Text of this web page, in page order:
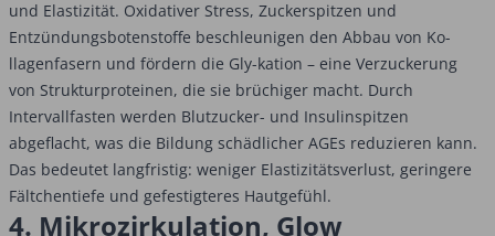
und Elastizität. Oxidativer Stress, Zuckerspitzen und
Entzündungsbotenstoffe beschleunigen den Abbau von Ko-
llagenfasern und fördern die Gly-kation – eine Verzuckerung
von Strukturproteinen, die sie brüchiger macht. Durch
Intervallfasten werden Blutzucker- und Insulinspitzen
abgeflacht, was die Bildung schädlicher AGEs reduzieren kann.
Das bedeutet langfristig: weniger Elastizitätsverlust, geringere
Fältchentiefe und gefestigteres Hautgefühl.
4. Mikrozirkulation, Glow